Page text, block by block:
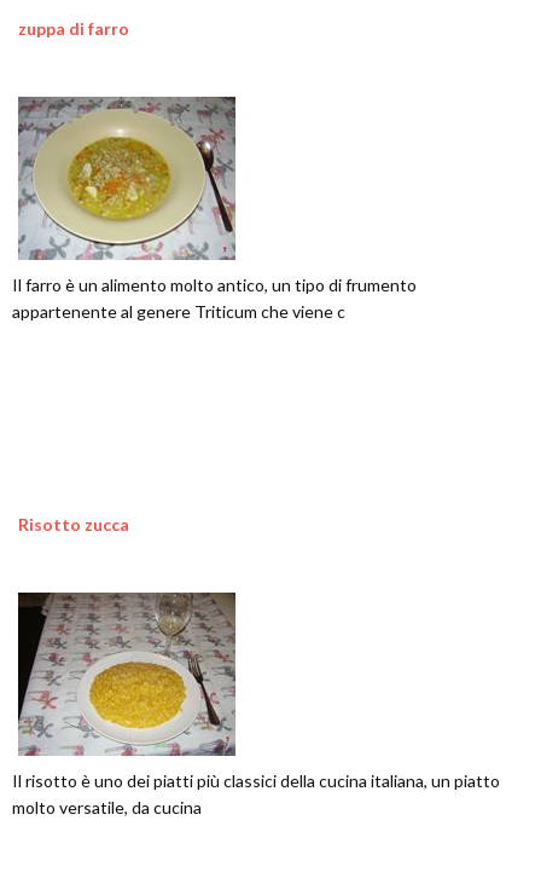
zuppa di farro
Il farro è un alimento molto antico, un tipo di frumento
appartenente al genere Triticum che viene c
Risotto zucca
Il risotto è uno dei piatti più classici della cucina italiana, un piatto
molto versatile, da cucina